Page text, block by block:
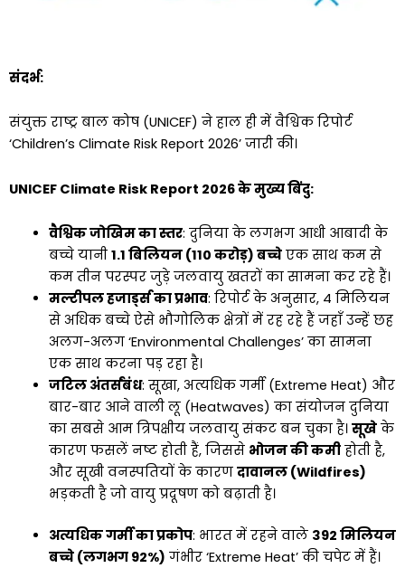
संदर्भ:
संयुक्त राष्ट्र बाल कोष (UNICEF) ने हाल ही में वैश्विक रिपोर्ट
‘Children’s Climate Risk Report 2026’ जारी की।
UNICEF Climate Risk Report 2026 के मुख्य बिंदु:
वैश्विक जोखिम का स्तर: दुनिया के लगभग आधी आबादी के
बच्चे यानी 1.1 बिलियन (110 करोड़) बच्चेएक साथ कम से
कम तीन परस्पर जुड़े जलवायु खतरों का सामना कर रहे हैं।
मल्टीपल हजार्ड्स का प्रभाव: रिपोर्ट के अनुसार, 4 मिलियन
से अधिक बच्चे ऐसे भौगोलिक क्षेत्रों में रह रहे हैं जहाँ उन्हें छह
अलग-अलग ‘Environmental Challenges’ का सामना
एक साथ करना पड़ रहा है।
जटिल अंतर्संबंध: सूखा, अत्यधिक गर्मी (Extreme Heat) और
बार-बार आने वाली लू (Heatwaves) का संयोजन दुनिया
का सबसे आम त्रिपक्षीय जलवायु संकट बन चुका है। सूखेके
कारण फसलें नष्ट होती हैं, जिससे भोजन की कमीहोती है,
और सूखी वनस्पतियों के कारण दावानल (Wildfires)
भड़कती है जो वायु प्रदूषण को बढ़ाती है।
अत्यधिक गर्मी का प्रकोप: भारत में रहने वाले 392 मिलियन
बच्चे (लगभग 92%) गंभीर ‘Extreme Heat’ की चपेट में हैं।